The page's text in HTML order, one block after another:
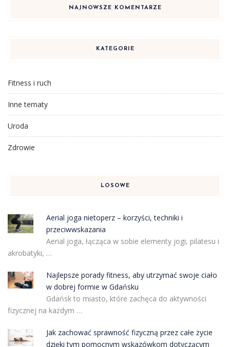
NAJNOWSZE KOMENTARZE
KATEGORIE
Fitness i ruch
Inne tematy
Uroda
Zdrowie
LOSOWE
Aerial joga nietoperz – korzyści, techniki i
przeciwwskazania
Aerial joga, łącząca w sobie elementy jogi, pilatesu i
akrobatyki, …
Najlepsze porady fitness, aby utrzymać swoje ciało
w dobrej formie w Gdańsku
Gdańsk to miasto, które zachęca do aktywności
fizycznej na każdym …
Jak zachować sprawność fizyczną przez całe życie
dzięki tym pomocnym wskazówkom dotyczącym